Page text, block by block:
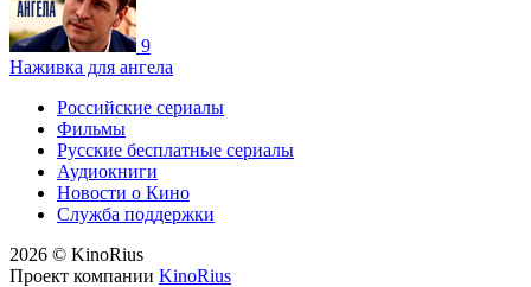
9
Наживка для ангела
Российские сериалы
Фильмы
Русские бесплатные сериалы
Аудиокниги
Новости о Кино
Служба поддержки
2026 © KinoRius
Проект компании KinoRius